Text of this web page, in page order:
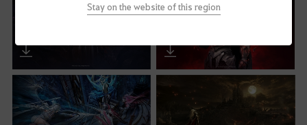
Stay on the website of this region